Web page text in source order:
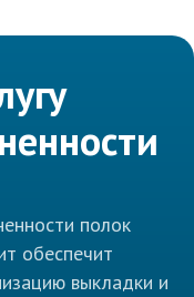
полок
обеспечит
выкладки и